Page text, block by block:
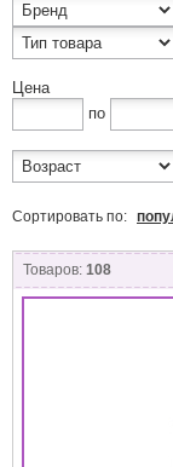
Цена
по
Сортировать по:
Товаров: 108